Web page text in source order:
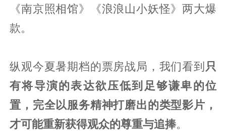
《南京照相馆》《浪浪山小妖怪》两大爆
款。
纵观今夏暑期档的票房战局，我们看到只
有将导演的表达欲压低到足够谦卑的位
置，完全以服务精神打磨出的类型影片，
才可能重新获得观众的尊重与追捧。